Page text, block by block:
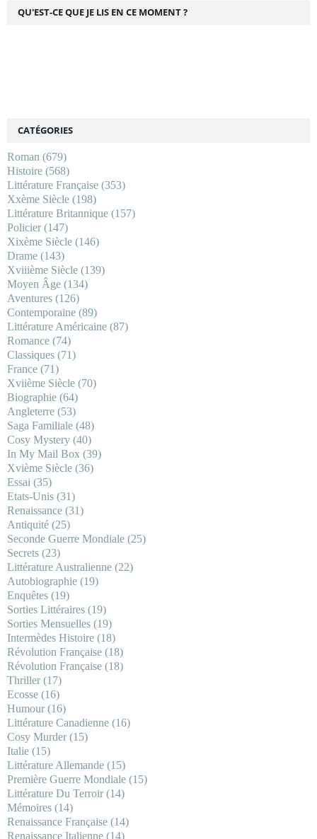
CATÉGORIES
Roman (679)
Histoire (568)
Littérature Française (353)
Xxème Siècle (198)
Littérature Britannique (157)
Policier(147)
Xixème Siècle (146)
Drame (143)
Xviiième Siècle (139)
Moyen Âge (134)
Aventures (126)
Contemporaine (89)
Littérature Américaine (87)
Romance (74)
Classiques (71)
France (71)
Xviième Siècle (70)
Biographie (64)
Angleterre (53)
Saga Familiale (48)
Cosy Mystery (40)
In My Mail Box (39)
Xvième Siècle (36)
Essai (35)
Etats-Unis (31)
Renaissance (31)
Antiquité (25)
Seconde Guerre Mondiale (25)
Secrets (23)
Littérature Australienne (22)
Autobiographie (19)
Enquêtes (19)
Sorties Littéraires (19)
Sorties Mensuelles (19)
Intermèdes Histoire (18)
Révolution Française (18)
Révolution Française (18)
Thriller(17)
Ecosse (16)
Humour(16)
Littérature Canadienne (16)
Cosy Murder(15)
Italie (15)
Littérature Allemande (15)
Première Guerre Mondiale (15)
Littérature Du Terroir(14)
Mémoires (14)
Renaissance Française (14)
Renaissance Italienne (14)
QU'EST-CE QUE JE LIS EN CE MOMENT ?